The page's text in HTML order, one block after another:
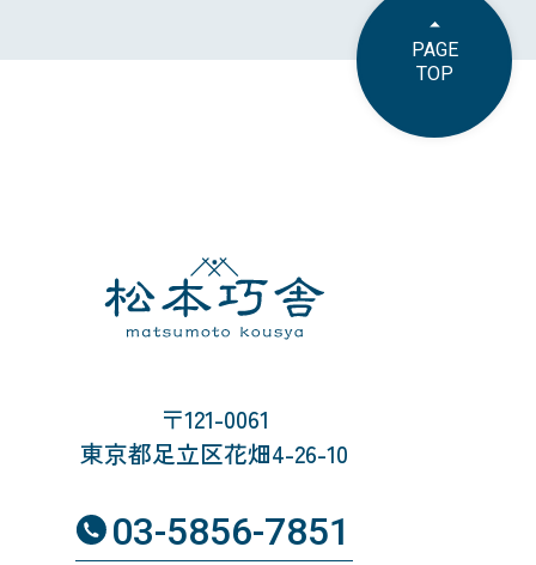
PAGE
TOP
〒121-0061
東京都足立区花畑4-26-10
03-5856-7851